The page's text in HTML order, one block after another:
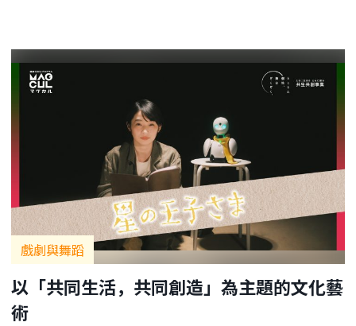
戲劇與舞蹈
以「共同生活，共同創造」為主題的文化藝
術